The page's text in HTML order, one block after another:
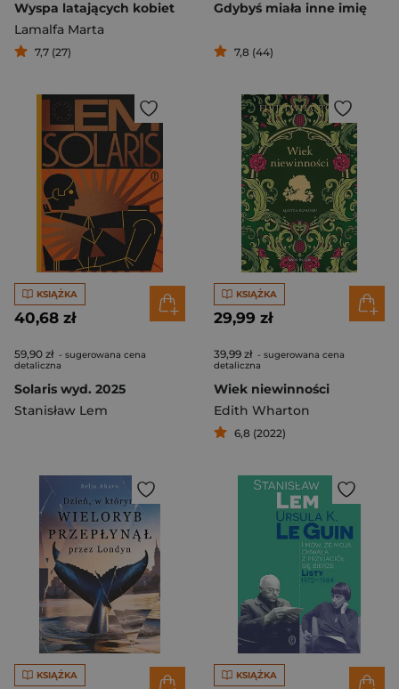
Wyspa latających kobiet
Lamalfa Marta
7,7 (27)
Gdybyś miała inne imię
7,8 (44)
KSIĄŻKA
40,68 zł
59,90 zł - sugerowana cena
detaliczna
Solaris wyd. 2025
Stanisław Lem
KSIĄŻKA
29,99 zł
39,99 zł - sugerowana cena
detaliczna
Wiek niewinności
Edith Wharton
6,8 (2022)
KSIĄŻKA KSIĄŻKA